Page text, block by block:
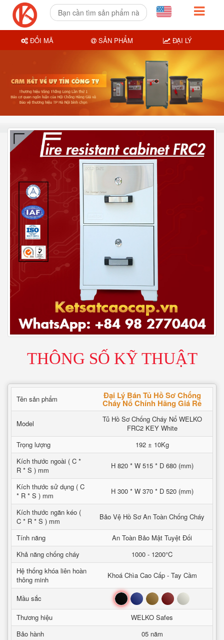
THÔNG SỐ KỸ THUẬT
Tên sản phẩm Đại Lý Bán Tủ Hồ Sơ Chống
Cháy Nổ Chính Hãng Giá Rẻ
Model
Tủ Hồ Sơ Chống Cháy Nổ WELKO
FRC2 KEY White
Trọng lượng
192 ± 10Kg
Kích thước ngoài ( C *
R * S ) mm
H 820 * W 515 * D 680 (mm)
Kích thước sử dụng ( C
* R * S ) mm
H 300 * W 370 * D 520 (mm)
Kích thước ngăn kéo (
C * R * S ) mm
Bảo Vệ Hồ Sơ An Toàn Chống Cháy
Tính năng
An Toàn Bảo Mật Tuyệt Đối
Khả năng chống cháy
1000 - 1200°C
Hệ thống khóa liên hoàn
thông minh
Khoá Chìa Cao Cấp - Tay Cầm
Mầu sắc Đen Xanh Nâu Đỏ Trắng
Thương hiệu
WELKO Safes
Bảo hành
05 năm
ĐỔI MÃ SẢN PHẨM ĐẠI LÝ